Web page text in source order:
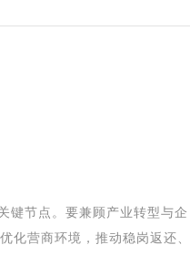
键节点。要兼顾产业转型与企
化营商环境，推动稳岗返还、